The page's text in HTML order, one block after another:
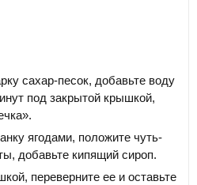
сахар-песок, добавьте воду
под закрытой крышкой,
ягодами, положите чуть-
добавьте кипящий сироп.
переверните ее и оставьте